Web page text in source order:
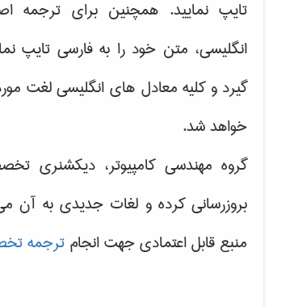
تایپ نمایید. همچنین برای ترجمه
انگلیسی، متن خود را به فارسی تایپ
گیرد و کلیه معادل های انگلیسی لغت
خواهد شد.
گروه مهندسی کامپیوتر، دیکشنری
بروزرسانی کرده و لغات جدیدی به آن
منبع قابل اعتمادی جهت انجام ترجمه